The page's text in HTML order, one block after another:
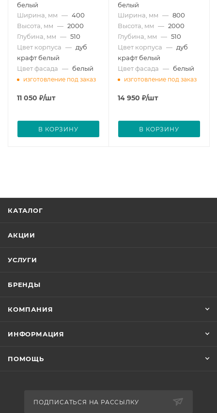
белый
Ширина, мм — 400
Высота, мм — 2000
Глубина, мм — 510
Цвет корпуса — дуб
крафт белый
Цвет фасада — белый
изготовление под заказ
11 050 ₽/шт
В КОРЗИНУ
белый
Ширина, мм — 800
Высота, мм — 2000
Глубина, мм — 510
Цвет корпуса — дуб
крафт белый
Цвет фасада — белый
изготовление под заказ
14 950 ₽/шт
В КОРЗИНУ
КАТАЛОГ
АКЦИИ
УСЛУГИ
БРЕНДЫ
КОМПАНИЯ
ИНФОРМАЦИЯ
ПОМОЩЬ
ПОДПИСАТЬСЯ НА РАССЫЛКУ